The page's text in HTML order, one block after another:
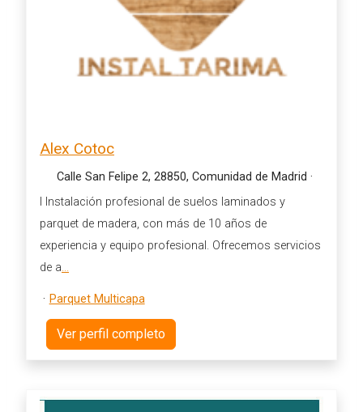
Alex Cotoc
Calle San Felipe 2, 28850, Comunidad de Madrid ·
l Instalación profesional de suelos laminados y
parquet de madera, con más de 10 años de
experiencia y equipo profesional. Ofrecemos servicios
de a...
· Parquet Multicapa
Ver perfil completo